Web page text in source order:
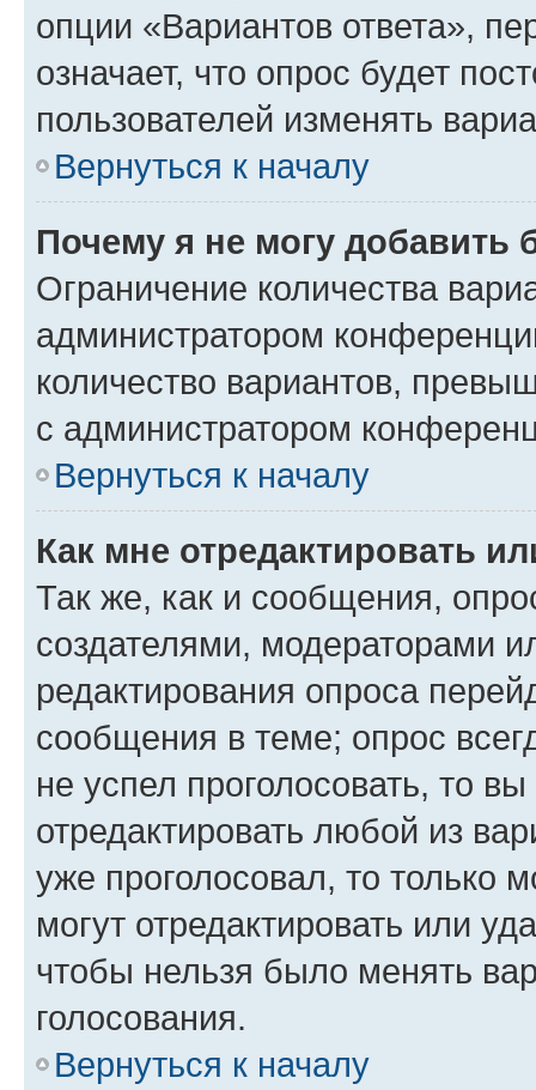
опции «Вариантов ответа»,
означает, что опрос будет
пользователей изменять
Вернуться к началу
Почему я не могу добавить
Ограничение количества
администратором
количество вариантов,
с администратором
Вернуться к началу
Как мне отредактировать
Так же, как и сообщения,
создателями, модераторами
редактирования опроса
сообщения в теме; опрос
не успел проголосовать, то
отредактировать любой из
уже проголосовал, то только
могут отредактировать или
чтобы нельзя было менять
голосования.
Вернуться к началу